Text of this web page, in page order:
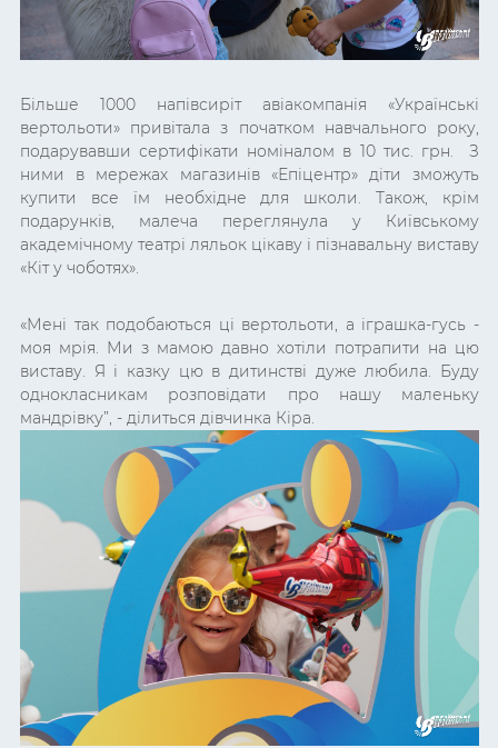
Більше 1000 напівсиріт авіакомпанія «Українські
вертольоти» привітала з початком навчального року,
подарувавши сертифікати номіналом в 10 тис. грн. З
ними в мережах магазинів «Епіцентр» діти зможуть
купити все їм необхідне для школи. Також, крім
подарунків, малеча переглянула у Київському
академічному театрі ляльок цікаву і пізнавальну виставу
«Кіт у чоботях».
«Мені так подобаються ці вертольоти, а іграшка-гусь -
моя мрія. Ми з мамою давно хотіли потрапити на цю
виставу. Я і казку цю в дитинстві дуже любила. Буду
однокласникам розповідати про нашу маленьку
мандрівку”, - ділиться дівчинка Кіра.